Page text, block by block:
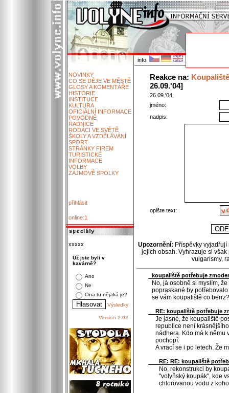
info:
NOVINKY
CO SE DĚJE VE MĚSTĚ
GLOSY A KOMENTÁŘE
HISTORIE
INSTITUCE
KULTURA
OFICIÁLNÍ INFORMACE
POVODNĚ
RADNICE
RODÁCI VE SVĚTĚ
ŠKOLY A VZDĚLÁVÁNÍ
SPORT
STRÁNKY FIREM
TURISTICKÉ
INFORMACE
VOLBY
ZÁJMOVÉ SPOLKY
přihlásit
online:1
xxxxx
Už jste byli v
kavárně?
Ano
Ne
Ona tu nějaká je?
Výsledky
Version 2.02
Reakce na:
26.09.'04]
26.09.'04,
jméno:
nadpis:
opište text:
Upozornění: Příspěvky
jejich obsah. Vyhrazuje si
vulgarismy,
koupaliště potřebuje
No, já osobně si myslím,
popraskané by
se vám koupaliště co berrz?
RE: koupaliště potřebuje
Je jasné, že koupaliště
republice není
nádhera. Kdo má k němu
pochopí.
A vrací se i po letech. Že
RE: RE: koupaliště
No, rekonstrukci by
"volyňský koupák", kde
chlorovanou vodu z